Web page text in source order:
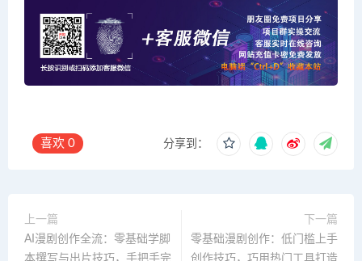
喜欢 0 分享到：
上一篇
AI漫剧创作全流：零基础学脚
下一篇
零基础漫剧创作：低门槛上手